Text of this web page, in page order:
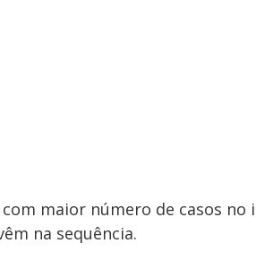
com maior número de casos
na sequência.